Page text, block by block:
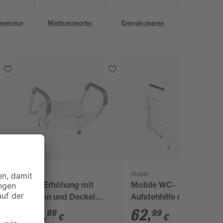
Miettransporter Energie sparen
Ridder
WC-Erhöhung mit
Griffen und Deckel
'Comfort' weiß bis
,99 €
Ridder
Mobile WC-
Aufstehhilfe mit
Ablagekorb 'Comfort'
62,99 €